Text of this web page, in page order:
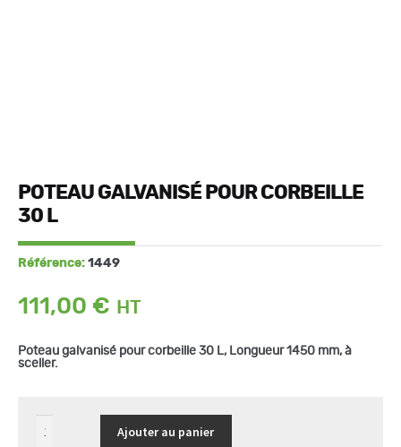
POTEAU GALVANISÉ POUR CORBEILLE
30 L
Référence: 1449
111,00 €
Poteau galvanisé pour corbeille 30 L, Longueur 1450 mm, à
sceller.
quantité
de
Ajouter au panier